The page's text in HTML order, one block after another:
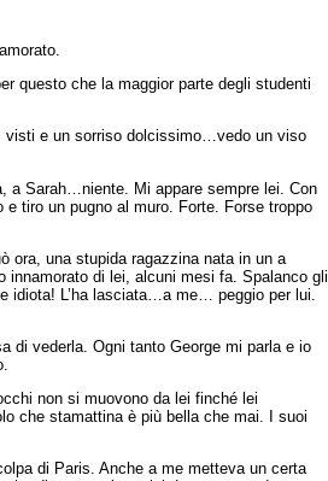
questo che la maggior parte degli studenti
visti e un sorriso dolcissimo…vedo un viso
a Sarah…niente. Mi appare sempre lei. Con
tiro un pugno al muro. Forte. Forse troppo
ora, una stupida ragazzina nata in un a
innamorato di lei, alcuni mesi fa. Spalanco gli
idiota! L’ha lasciata…a me… peggio per lui.
di vederla. Ogni tanto George mi parla e io
non si muovono da lei finché lei
che stamattina è più bella che mai. I suoi
di Paris. Anche a me metteva un certa